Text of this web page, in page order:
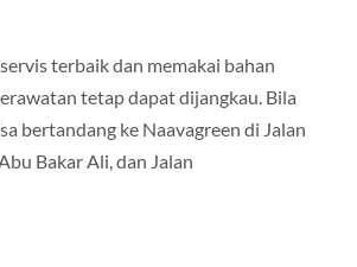
terbaik dan memakai bahan
tetap dapat dijangkau. Bila
bertandang ke Naavagreen di Jalan
Bakar Ali, dan Jalan